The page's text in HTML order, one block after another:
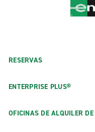
RESERVAS
ENTERPRISE PLUS®
OFICINAS DE ALQUILER